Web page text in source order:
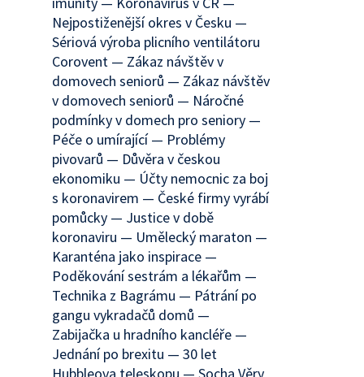
Nejpostiženější okres v Česku —
Sériová výroba plicního ventilátoru
Corovent — Zákaz návštěv v
domovech seniorů — Zákaz návštěv
v domovech seniorů — Náročné
podmínky v domech pro seniory —
Péče o umírající — Problémy
pivovarů — Důvěra v českou
ekonomiku — Účty nemocnic za boj
s koronavirem — České firmy vyrábí
pomůcky — Justice v době
koronaviru — Umělecký maraton —
Karanténa jako inspirace —
Poděkování sestrám a lékařům —
Technika z Bagrámu — Pátrání po
gangu vykradačů domů —
Zabijačka u hradního kancléře —
Jednání po brexitu — 30 let